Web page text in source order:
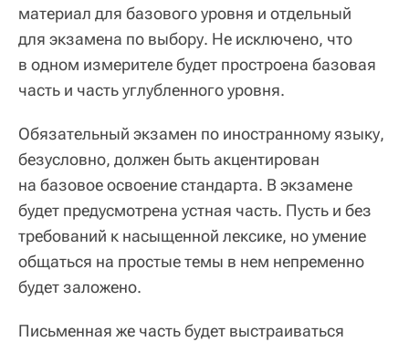
материал для базового уровня и отдельный
для экзамена по выбору. Не исключено, что
в одном измерителе будет простроена базовая
часть и часть углубленного уровня.
Обязательный экзамен по иностранному языку,
безусловно, должен быть акцентирован
на базовое освоение стандарта. В экзамене
будет предусмотрена устная часть. Пусть и без
требований к насыщенной лексике, но умение
общаться на простые темы в нем непременно
будет заложено.
Письменная же часть будет выстраиваться